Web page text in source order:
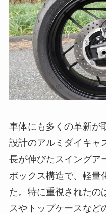
車体にも多くの革新が
設計のアルミダイキャ
長が伸びたスイングア
ボックス構造で、軽量
た。特に重視されたの
スやトップケースなど